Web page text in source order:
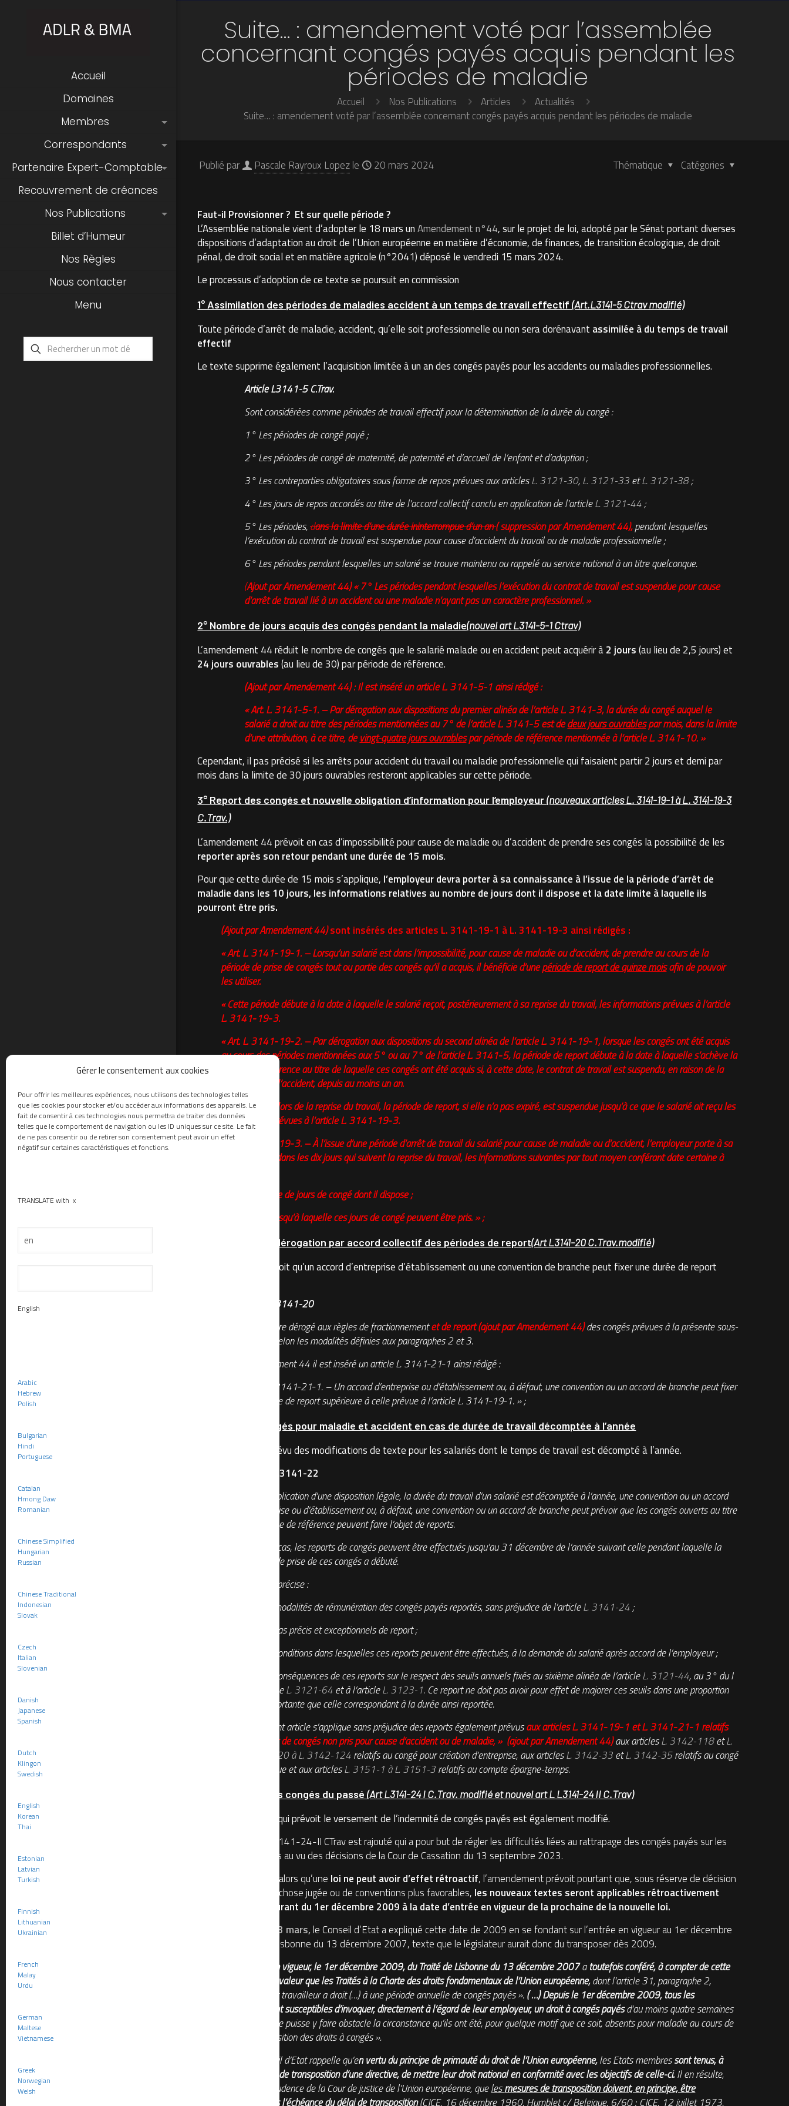
Gérer le consentement aux cookies
Pour offrir les meilleures expériences, nous utilisons des technologies telles
que les cookies pour stocker et/ou accéder aux informations des appareils. Le
fait de consentir à ces technologies nous permettra de traiter des données
telles que le comportement de navigation ou les ID uniques sur ce site. Le fait
de ne pas consentir ou de retirer son consentement peut avoir un effet
négatif sur certaines caractéristiques et fonctions.
TRANSLATE with x
English
Arabic
Hebrew
Polish
Bulgarian
Hindi
Portuguese
Catalan
Hmong Daw
Romanian
Chinese Simplified
Hungarian
Russian
Chinese Traditional
Indonesian
Slovak
Czech
Italian
Slovenian
Danish
Japanese
Spanish
Dutch
Klingon
Swedish
English
Korean
Thai
Estonian
Latvian
Turkish
Finnish
Lithuanian
Ukrainian
French
Malay
Urdu
German
Maltese
Vietnamese
Greek
Norwegian
Welsh
Accueil
Domaines
Membres
Correspondants
Partenaire Expert-Comptable
Recouvrement de créances
Nos Publications
Billet d’Humeur
Nos Règles
Nous contacter
Menu
Suite… : amendement voté par l’assemblée
concernant congés payés acquis pendant les
périodes de maladie
Accueil Nos Publications Articles
Actualités
Suite… : amendement voté par l’assemblée concernant congés payés acquis pendant les périodes de maladie
Publié par Pascale Rayroux Lopezle 20 mars 2024 Catégories
Thématique
Faut-il Provisionner ? Et sur quelle période ?
L’Assemblée nationale vient d’adopter le 18 mars unAmendement n°44, sur le projet de loi, adopté par le Sénat portant diverses
dispositions d’adaptation au droit de l’Union européenne en matière d’économie, de finances, de transition écologique, de droit
pénal, de droit social et en matière agricole (n°2041) déposé le vendredi 15 mars 2024.
Le processus d’adoption de ce texte se poursuit en commission
1° Assimilation des périodes de maladies accident à un temps de travail effectif(Art.L3141-5 Ctrav modifié)
Toute période d’arrêt de maladie, accident, qu’elle soit professionnelle ou non sera dorénavant assimilée à du temps de travail
effectif
Le texte supprime également l’acquisition limitée à un an des congés payés pour les accidents ou maladies professionnelles.
Article L3141-5 C.Trav.
Sont considérées comme périodes de travail effectif pour la détermination de la durée du congé :
1° Les périodes de congé payé ;
2° Les périodes de congé de maternité, de paternité et d’accueil de l’enfant et d’adoption ;
3° Les contreparties obligatoires sous forme de repos prévues aux articlesL. 3121-30,L. 3121-33etL. 3121-38;
4° Les jours de repos accordés au titre de l’accord collectif conclu en application de l’articleL. 3121-44;
5° Les périodes,dans la limite d’une durée ininterrompue d’un an( suppression par Amendement 44),pendant lesquelles
l’exécution du contrat de travail est suspendue pour cause d’accident du travail ou de maladie professionnelle ;
6° Les périodes pendant lesquelles un salarié se trouve maintenu ou rappelé au service national à un titre quelconque.
(Ajout par Amendement 44) « 7° Les périodes pendant lesquelles l’exécution du contrat de travail est suspendue pour cause
d’arrêt de travail lié à un accident ou une maladie n’ayant pas un caractère professionnel. »
2° Nombre de jours acquis des congés pendant la maladie(nouvel art L3141-5-1 Ctrav)
L’amendement 44 réduit le nombre de congés que le salarié malade ou en accident peut acquérir à2 jours(au lieu de 2,5 jours) et
24 jours ouvrables(au lieu de 30) par période de référence.
(Ajout par Amendement 44) :Il est inséré un article L. 3141‑5-1 ainsi rédigé :
« Art. L. 3141‑5-1. – Par dérogation aux dispositions du premier alinéa de l’article L. 3141‑3, la durée du congé auquel le
salarié a droit au titre des périodes mentionnées au 7° de l’article L. 3141‑5 est dedeux jours ouvrablespar mois, dans la limite
d’une attribution, à ce titre, devingt-quatre jours ouvrablespar période de référence mentionnée à l’article L. 3141‑10. »
Cependant, il pas précisé si les arrêts pour accident du travail ou maladie professionnelle qui faisaient partir 2 jours et demi par
mois dans la limite de 30 jours ouvrables resteront applicables sur cette période.
3° Report des congés et nouvelle obligation d’information pour l’employeur(nouveaux articles L. 3141-19-1 à L. 3141-19-3
C.Trav.)
L’amendement 44 prévoit en cas d’impossibilité pour cause de maladie ou d’accident de prendre ses congés la possibilité de les
reporter après son retour pendant une durée de 15 mois.
Pour que cette durée de 15 mois s’applique, l’employeur devra porter à sa connaissance à l’issue de la période d’arrêt de
maladie dans les 10 jours, les informations relatives au nombre de jours dont il dispose et la date limite à laquelle ils
pourront être pris.
(Ajout par Amendement 44)sont insérés des articles L. 3141-19-1 à L. 3141-19-3 ainsi rédigés :
« Art. L. 3141‑19‑1. – Lorsqu’un salarié est dans l’impossibilité, pour cause de maladie ou d’accident, de prendre au cours de la
période de prise de congés tout ou partie des congés qu’il a acquis, il bénéficie d’unepériode de report de quinze moisafin de pouvoir
les utiliser.
« Cette période débute à la date à laquelle le salarié reçoit, postérieurement à sa reprise du travail, les informations prévues à l’article
L. 3141‑19‑3.
« Art. L. 3141‑19‑2. – Par dérogation aux dispositions du second alinéa de l’article L. 3141‑19‑1, lorsque les congés ont été acquis
au cours des périodes mentionnées aux 5° ou au 7° de l’article L. 3141‑5, la période de report débute à la date à laquelle s’achève la
période de référence au titre de laquelle ces congés ont été acquis si, à cette date, le contrat de travail est suspendu, en raison de la
maladie ou de l’accident, depuis au moins un an.
« Dans ce cas, lors de la reprise du travail, la période de report, si elle n’a pas expiré, est suspendue jusqu’à ce que le salarié ait reçu les
informations prévues à l’article L. 3141‑19‑3.
« Art. L. 3141‑19‑3. – À l’issue d’une période d’arrêt de travail du salarié pour cause de maladie ou d’accident, l’employeur porte à sa
connaissance, dans les dix jours qui suivent la reprise du travail, les informations suivantes par tout moyen conférant date certaine à
« 1° Le nombre de jours de congé dont il dispose ;
« 2° La date jusqu’à laquelle ces jours de congé peuvent être pris. » ;
4° Possibilité de dérogation par accord collectif des périodes de report(Art L3141-20 C.Trav.modifié)
L’amendement prévoit qu’un accord d’entreprise d’établissement ou une convention de branche peut fixer une durée de report
Article L3141-20
Il peut être dérogé aux règles de fractionnementet de report (ajout par Amendement 44)des congés prévues à la présente sous-
section selon les modalités définies aux paragraphes 2 et 3.
Amendement 44 il est inséré un article L. 3141‑21‑1 ainsi rédigé :
« Art. L. 3141‑21‑1. – Un accord d’entreprise ou d’établissement ou, à défaut, une convention ou un accord de branche peut fixer
une durée de report supérieure à celle prévue à l’article L. 3141‑19‑1. » ;
5° Report de congés pour maladie et accident en cas de durée de travail décomptée à l’année
Il est également prévu des modifications de texte pour les salariés dont le temps de travail est décompté à l’année.
Article L3141-22
Si, en application d’une disposition légale, la durée du travail d’un salarié est décomptée à l’année, une convention ou un accord
d’entreprise ou d’établissement ou, à défaut, une convention ou un accord de branche peut prévoir que les congés ouverts au titre
de l’année de référence peuvent faire l’objet de reports.
Dans ce cas, les reports de congés peuvent être effectués jusqu’au 31 décembre de l’année suivant celle pendant laquelle la
période de prise de ces congés a débuté.
L’accord précise :
1° Les modalités de rémunération des congés payés reportés, sans préjudice de l’articleL. 3141-24;
2° Les cas précis et exceptionnels de report ;
3° Les conditions dans lesquelles ces reports peuvent être effectués, à la demande du salarié après accord de l’employeur ;
4° Les conséquences de ces reports sur le respect des seuils annuels fixés au sixième alinéa de l’articleL. 3121-44, au 3° du I
de l’articleL. 3121-64et à l’articleL. 3123-1. Ce report ne doit pas avoir pour effet de majorer ces seuils dans une proportion
plus importante que celle correspondant à la durée ainsi reportée.
Le présent article s’applique sans préjudice des reports également prévusaux articles L. 3141‑19‑1 et L. 3141‑21‑1 relatifs
au report de congés non pris pour cause d’accident ou de maladie, » (ajout par Amendement 44)aux articlesL. 3142-118etL.
3142-120 à L. 3142-124relatifs au congé pour création d’entreprise, aux articlesL. 3142-33etL. 3142-35relatifs au congé
sabbatique et aux articlesL. 3151-1 à L. 3151-3relatifs au compte épargne-temps.
6° Rattrapage des congés du passé(Art L3141-24 I C.Trav. modifié et nouvel art L L3141-24 II C.Trav)
L’article L3141-24 qui prévoit le versement de l’indemnité de congés payés est également modifié.
Un nouvel article L3141-24-II CTrav est rajouté qui a pour but de régler les difficultés liées au rattrapage des congés payés sur les
périodes antérieures au vu des décisions de la Cour de Cassation du 13 septembre 2023.
Très étonnamment alors qu’une loi ne peut avoir d’effet rétroactif, l’amendement prévoit pourtant que, sous réserve de décision
passée en force de chose jugée ou de conventions plus favorables, les nouveaux textes seront applicables rétroactivement
pour la période courant du 1er décembre 2009 à la date d’entrée en vigueur de la prochaine de la nouvelle loi.
Avis du 13 mars,le Conseil d’Etat a expliqué cette date de 2009 en se fondant sur l’entrée en vigueur au 1er décembre
2009 du Traité de Lisbonne du 13 décembre 2007, texte que le législateur aurait donc du transposer dès 2009.
L’entrée en vigueur, le 1er décembre 2009, du Traité de Lisbonne du 13 décembre 2007atoutefois conféré, à compter de cette
date, la même valeur que les Traités à la Charte des droits fondamentaux de l’Union européenne,dont l’article 31, paragraphe 2,
dispose : « Tout travailleur a droit (…) à une période annuelle de congés payés ».( …) Depuis le 1er décembre 2009, tous les
travailleurs sont susceptibles d’invoquer, directement à l’égard de leur employeur, un droit à congés payésd’au moins quatre semaines
par an, sans que puisse y faire obstacle la circonstance qu’ils ont été, pour quelque motif que ce soit, absents pour maladie au cours de
l’année d’acquisition des droits à congés ».
« 23. Le Conseil d’Etat rappelle qu’en vertu du principe de primauté du droit de l’Union européenne,les Etats membressont tenus, à
l’issue du délai de transposition d’une directive, de mettre leur droit national en conformité avec les objectifs de celle-ci.Il en résulte,
selon la jurisprudence de la Cour de justice de l’Union européenne, quelesmesures de transposition doivent, en principe, être
applicables dès l’échéance du délai de transposition(CJCE, 16 décembre 1960, Humblet c/ Belgique, 6/60 ; CJCE, 12 juillet 1973,